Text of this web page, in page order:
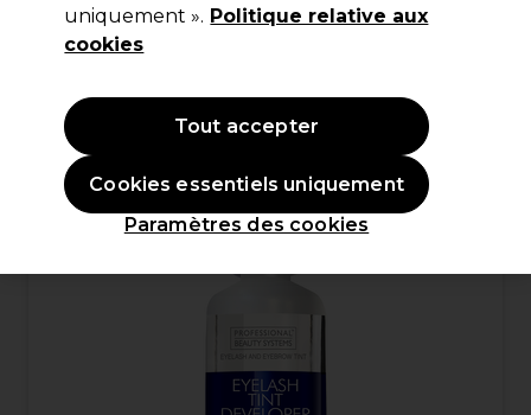
(3)
4,39 €Hors TVA
uniquement ». Politique relative aux
cookies
Paramètres des cookies
Cookies essentiels uniquement
Tout accepter